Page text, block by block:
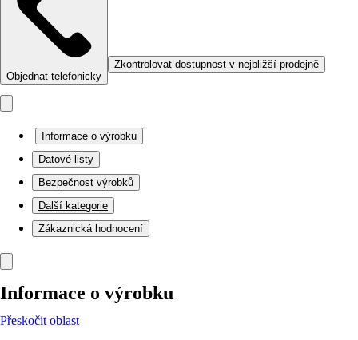
Objednat telefonicky
Zkontrolovat dostupnost v nejbližší prodejně
Informace o výrobku
Datové listy
Bezpečnost výrobků
Další kategorie
Zákaznická hodnocení
Informace o výrobku
Přeskočit oblast